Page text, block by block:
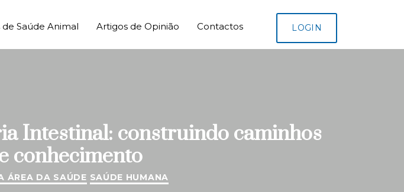
Saúde Animal Artigos de Opinião Contactos LOGIN
Intestinal: construindo caminhos
conhecimento
ÁREA DA SAÚDE SAÚDE HUMANA